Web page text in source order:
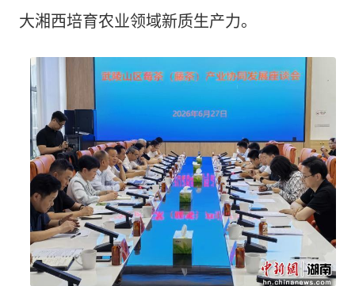
大湘西培育农业领域新质生产力。